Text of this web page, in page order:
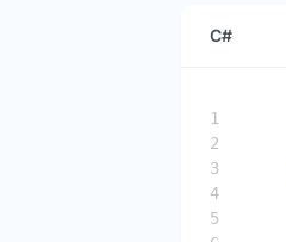
C#